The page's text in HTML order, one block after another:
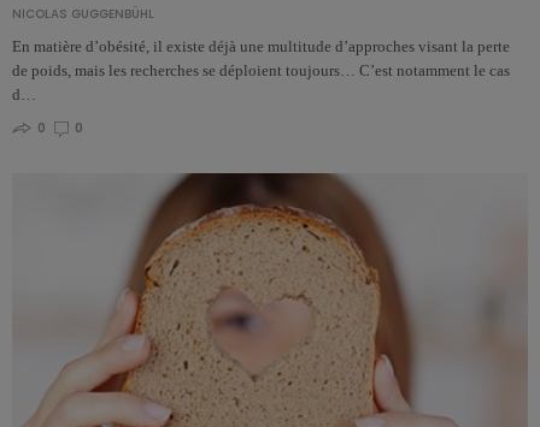
NICOLAS GUGGENBÜHL
En matière d’obésité, il existe déjà une multitude d’approches visant la perte
de poids, mais les recherches se déploient toujours… C’est notamment le cas
d…
0
0